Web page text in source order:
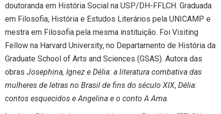
doutoranda em História Social na USP/DH-FFLCH. Graduada
em Filosofia, História e Estudos Literários pela UNICAMP e
mestra em Filosofia pela mesma instituição. Foi Visiting
Fellow na Harvard University, no Departamento de História da
Graduate School of Arts and Sciences (GSAS). Autora das
obras Josephina, Ignez e Délia: a literatura combativa das
mulheres de letras no Brasil de fins do século XIX, Délia:
contos esquecidos e Angelina e o conto A Ama.